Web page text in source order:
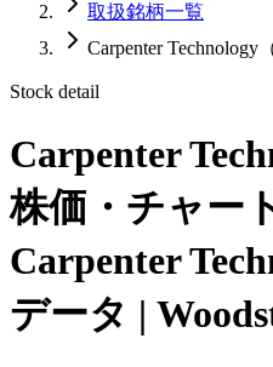
取扱銘柄一覧
Carpenter Technology
Stock detail
Carpenter
株価・チャー
Carpenter
データ |